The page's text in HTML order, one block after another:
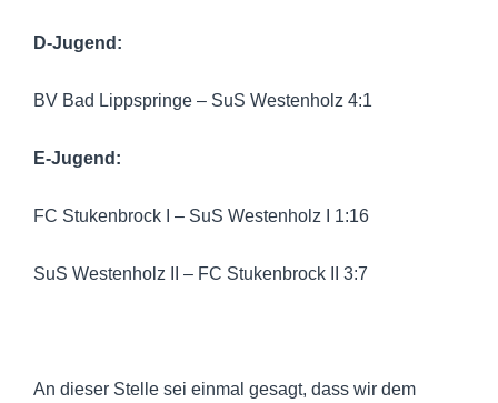
D-Jugend:
BV Bad Lippspringe – SuS Westenholz 4:1
E-Jugend:
FC Stukenbrock I – SuS Westenholz I 1:16
SuS Westenholz II – FC Stukenbrock II 3:7
An dieser Stelle sei einmal gesagt, dass wir dem